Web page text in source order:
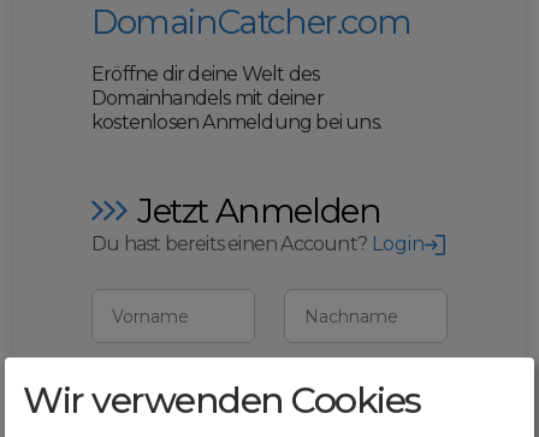
DomainCatcher.com
Eröffne dir deine Welt des
Domainhandels mit deiner
kostenlosen Anmeldung bei uns.
Jetzt Anmelden
Du hast bereits einen Account? Login
Vorname Nachname
E-Mail
Wir verwenden Cookies